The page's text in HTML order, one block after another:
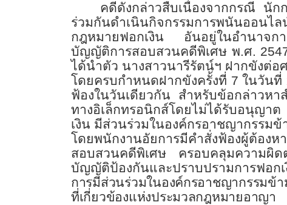
คดีดังกล่าวสืบเนื่องจากกรณี นัก
ร่วมกันดำเนินกิจกรรมการพนันออน
กฎหมายฟอกเงิน อันอยู่ในอำนาจก
บัญญัติการสอบสวนคดีพิเศษ พ.ศ.
ได้นำตัว นางสาวนารีรัตน์ฯ ฝากขังต่
โดยครบกำหนดฝากขังครั้งที่ 7 ในวัน
ฟ้องในวันเดียวกัน สำหรับข้อกล่าวห
ทางอิเล็กทรอนิกส์โดยไม่ได้รับอนุญ
เงิน มีส่วนร่วมในองค์กรอาชญากรรมข้
โดยพนักงานอัยการมีคำสั่งฟ้องผู้ต้
สอบสวนคดีพิเศษ ครอบคลุมความผิ
บัญญัติป้องกันและปราบปรามการฟอก
การมีส่วนร่วมในองค์กรอาชญากรรม
ที่เกี่ยวข้องแห่งประมวลกฎหมายอาญา